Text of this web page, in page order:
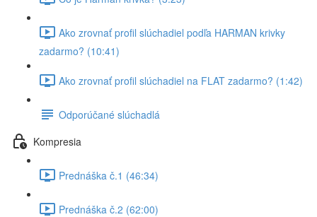
Ako zrovnať profil slúchadiel podľa HARMAN krivky
zadarmo? (10:41)
Ako zrovnať profil slúchadiel na FLAT zadarmo? (1:42)
Odporúčané slúchadlá
Kompresia
Prednáška č.1 (46:34)
Prednáška č.2 (62:00)